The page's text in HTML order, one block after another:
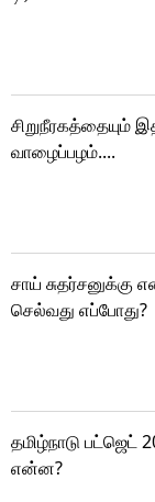
சிறுநீரகத்தையும்
வாழைப்பழம்....
சாய்
செல்வது எப்போது?
தமிழ்நாடு பட்ஜெட்
என்ன?